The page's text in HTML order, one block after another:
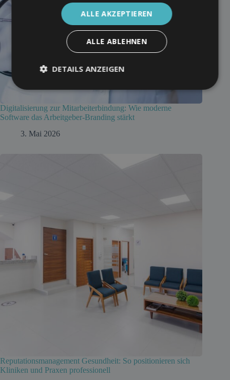
Digitalisierung zur Mitarbeiterbindung: Wie moderne
Software das Arbeitgeber-Branding stärkt
3. Mai 2026
Reputationsmanagement Gesundheit: So positionieren sich
Kliniken und Praxen professionell
ALLE AKZEPTIEREN
ALLE ABLEHNEN
DETAILS ANZEIGEN